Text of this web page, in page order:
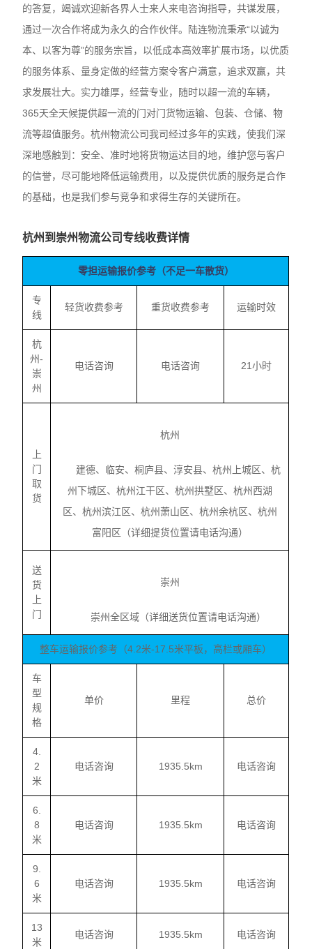
的答复，竭诚欢迎新各界人士来人来电咨询指导，共谋发展，
通过一次合作将成为永久的合作伙伴。陆连物流秉承“以诚为
本、以客为尊”的服务宗旨，以低成本高效率扩展市场，以优质
的服务体系、量身定做的经营方案令客户满意，追求双赢，共
求发展壮大。实力雄厚，经营专业，随时以超一流的车辆，
365天全天候提供超一流的门对门货物运输、包装、仓储、物
流等超值服务。杭州物流公司我司经过多年的实践，使我们深
深地感触到：安全、准时地将货物运达目的地，维护您与客户
的信誉，尽可能地降低运输费用，以及提供优质的服务是合作
的基础，也是我们参与竞争和求得生存的关键所在。
杭州到崇州物流公司专线收费详情
零担运输报价参考（不足一车散货）
专
线
轻货收费参考 重货收费参考 运输时效
杭
州-
崇
州
电话咨询 电话咨询 21小时
上
门
取
货
杭州
建德、临安、桐庐县、淳安县、杭州上城区、杭
州下城区、杭州江干区、杭州拱墅区、杭州西湖
区、杭州滨江区、杭州萧山区、杭州余杭区、杭州
富阳区（详细提货位置请电话沟通）
送
货
上
门
崇州
崇州全区域（详细送货位置请电话沟通）
整车运输报价参考（4.2米-17.5米平板，高栏或厢车）
车
型
规
格
单价 里程 总价
4.
2
米
电话咨询 1935.5km 电话咨询
6.
8
米
电话咨询 1935.5km 电话咨询
9.
6
米
电话咨询 1935.5km 电话咨询
13
米
电话咨询 1935.5km 电话咨询